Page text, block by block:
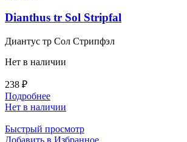
Dianthus tr Sol Stripfal
Диантус тр Сол Стрипфэл
Нет в наличии
238 ₽
Подробнее
Нет в наличии
Быстрый просмотр
Добавить в Избранное